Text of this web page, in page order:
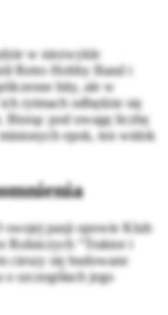
w niezwykle
Retro Hobby Band i
hity, ale w
rytmach odbędzie się
Biorąc pod uwagę liczbę
epok, ten widok
swojej pasji opowie Klub
Rolniczych “Traktor i
cieszy się budowane
szczegółach jego